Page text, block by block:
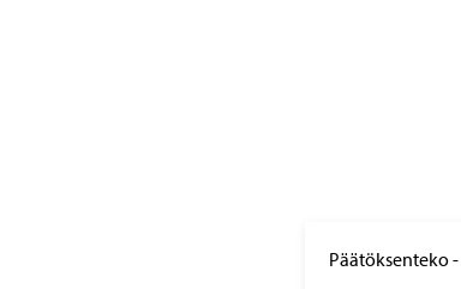
Päätöksenteko-